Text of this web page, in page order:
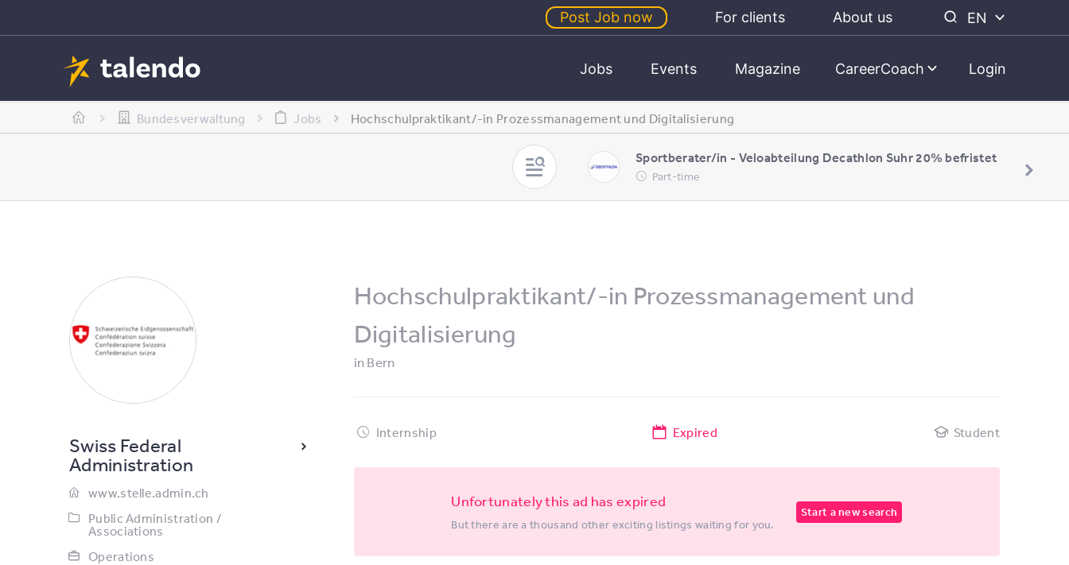
Post Job now For clients About us EN
Jobs Events Magazine CareerCoach Login
Bundesverwaltung Jobs Hochschulpraktikant/-in Prozessmanagement und Digitalisierung
Sportberater/in - Veloabteilung Decathlon Suhr 20% befristet
Part-time
Swiss Federal
Administration
www.stelle.admin.ch
Public Administration /
Associations
Operations
Hochschulpraktikant/-in Prozessmanagement und
Digitalisierung
inBern
Internship Expired Student
Unfortunately this ad has expired
But there are a thousand other exciting listings waiting for you.
Start a new search